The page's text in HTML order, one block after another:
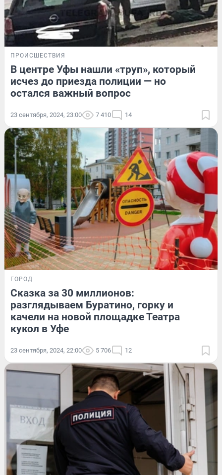
ПРОИСШЕСТВИЯ
В центре Уфы нашли «труп», который
исчез до приезда полиции — но
остался важный вопрос
23 сентября, 2024, 23:00 7 410 14
ГОРОД
Сказка за 30 миллионов:
разглядываем Буратино, горку и
качели на новой площадке Театра
кукол в Уфе
23 сентября, 2024, 22:00 5 706 12